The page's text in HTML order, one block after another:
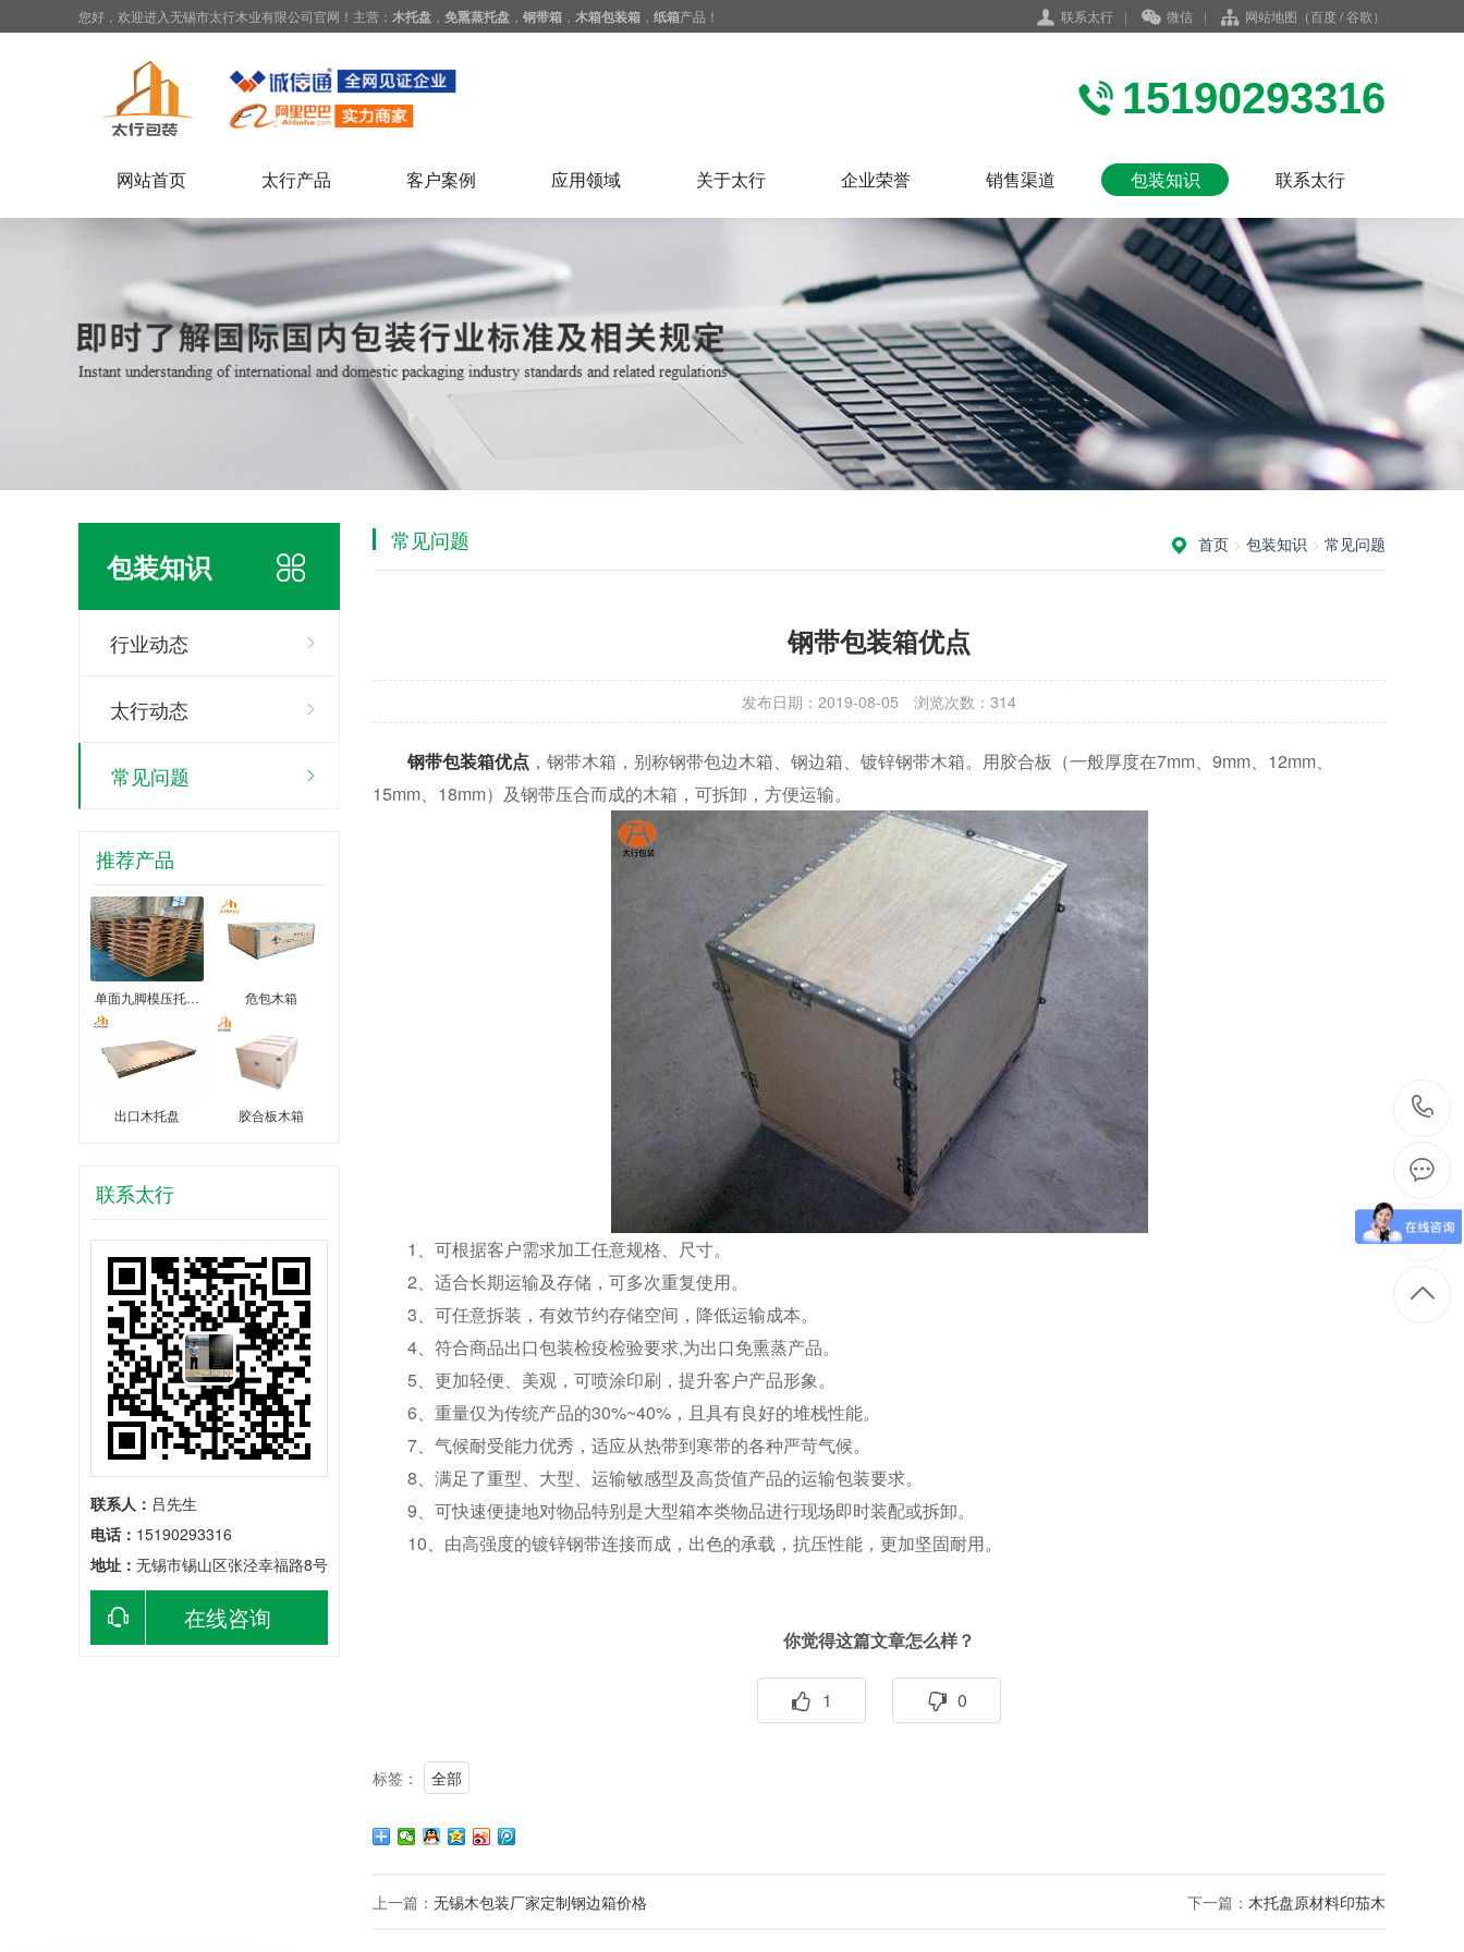
联系太行 | 微信 | 网站地图 （百度/谷歌）
您好，欢迎进入无锡市太行木业有限公司官网！主营： 木托盘 ， 免熏蒸托盘 ， 钢带箱 ， 木箱包装箱 ， 纸箱产品！
15190293316
网站首页 太行产品 客户案例 应用领域 关于太行 企业荣誉 销售渠道 包装知识 联系太行
包装知识
行业动态
太行动态
常见问题
推荐产品
单面九脚模压托… 危包木箱
出口木托盘 胶合板木箱
联系太行
联系人： 吕先生
电话： 15190293316
地址： 无锡市锡山区张泾幸福路8号
在线咨询
首页 > 包装知识 > 常见问题
常见问题
钢带包装箱优点
发布日期：2019-08-05 浏览次数： 314
钢带包装箱优点 ，钢带木箱，别称钢带包边木箱、钢边箱、镀锌钢带木箱。用胶合板（一般厚度在7mm、9mm、12mm、
15mm、18mm）及钢带压合而成的木箱，可拆卸，方便运输。
1、可根据客户需求加工任意规格、尺寸。
2、适合长期运输及存储，可多次重复使用。
3、可任意拆装，有效节约存储空间，降低运输成本。
4、符合商品出口包装检疫检验要求,为出口免熏蒸产品。
5、更加轻便、美观，可喷涂印刷，提升客户产品形象。
6、重量仅为传统产品的30%~40%，且具有良好的堆栈性能。
7、气候耐受能力优秀，适应从热带到寒带的各种严苛气候。
8、满足了重型、大型、运输敏感型及高货值产品的运输包装要求。
9、可快速便捷地对物品特别是大型箱本类物品进行现场即时装配或拆卸。
10、由高强度的镀锌钢带连接而成，出色的承载，抗压性能，更加坚固耐用。
你觉得这篇文章怎么样？
1 0
标签： 全部
上一篇： 无锡木包装厂家定制钢边箱价格 下一篇： 木托盘原材料印茄木